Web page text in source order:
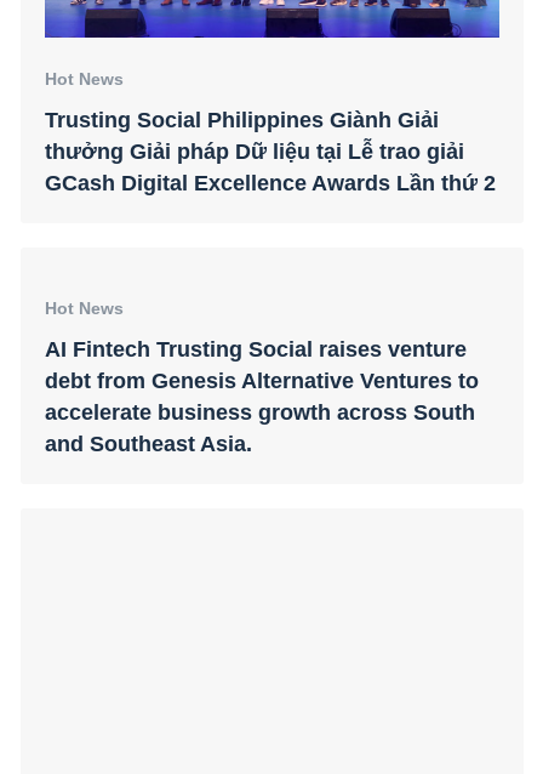
Hot News
AI Fintech Trusting Social raises venture
debt from Genesis Alternative Ventures to
accelerate business growth across South
and Southeast Asia.
Trusting Social revolutionizes customer
experience in the financial sector with
generative AI agents built on Azure